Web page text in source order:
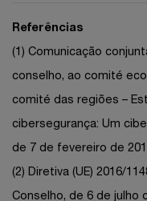
Referências
(1) Comunicação
conselho, ao comité
comité das regiões –
cibersegurança: Um
de 7 de fevereiro de
(2) Diretiva (UE) 2016/
Conselho, de 6 de julho